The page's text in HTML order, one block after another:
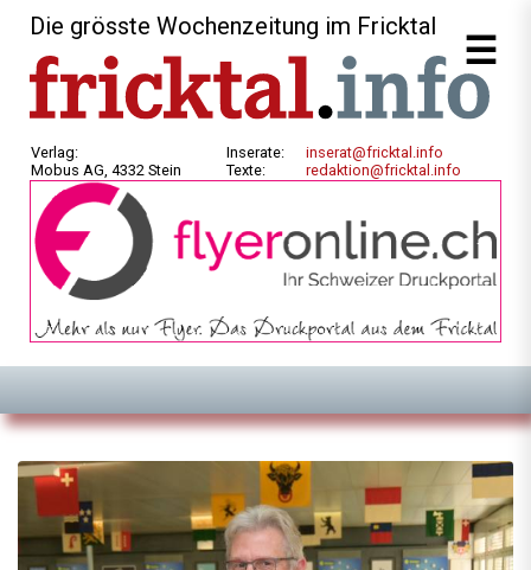
Die grösste Wochenzeitung im Fricktal
Verlag:
Mobus AG, 4332 Stein
Inserate:
Texte:
inserat@fricktal.info
redaktion@fricktal.info